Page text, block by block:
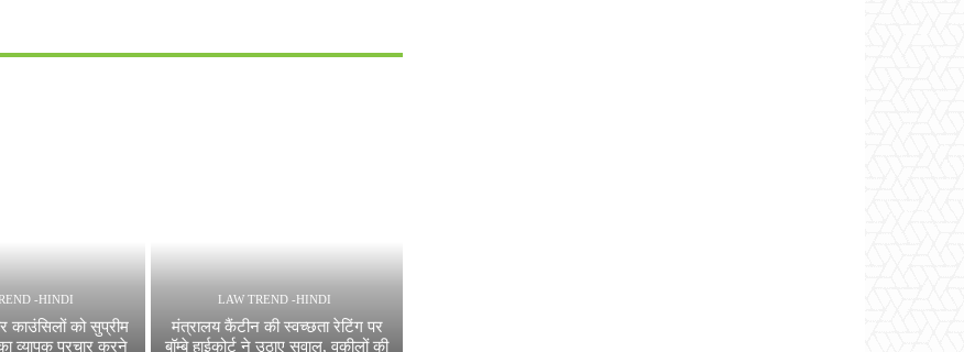
-HINDI
काउंसिलों को सुप्रीम
व्यापक प्रचार करने
LAW TREND -HINDI
मंत्रालय कैंटीन की स्वच्छता रेटिंग पर
बॉम्बे हाईकोर्ट ने उठाए सवाल, वकीलों की